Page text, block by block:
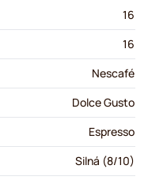
16
16
Nescafé
Dolce Gusto
Espresso
Silná (8/10)